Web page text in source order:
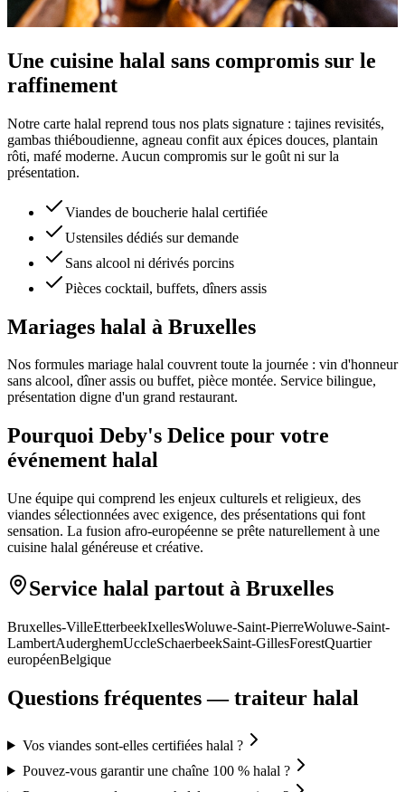
Une cuisine halal sans compromis sur le
raffinement
Notre carte halal reprend tous nos plats signature : tajines revisités,
gambas thiéboudienne, agneau confit aux épices douces, plantain
rôti, mafé moderne. Aucun compromis sur le goût ni sur la
présentation.
Viandes de boucherie halal certifiée
Ustensiles dédiés sur demande
Sans alcool ni dérivés porcins
Pièces cocktail, buffets, dîners assis
Mariages halal à Bruxelles
Nos formules mariage halal couvrent toute la journée : vin d'honneur
sans alcool, dîner assis ou buffet, pièce montée. Service bilingue,
présentation digne d'un grand restaurant.
Pourquoi Deby's Delice pour votre
événement halal
Une équipe qui comprend les enjeux culturels et religieux, des
viandes sélectionnées avec exigence, des présentations qui font
sensation. La fusion afro-européenne se prête naturellement à une
cuisine halal généreuse et créative.
Service halal partout à Bruxelles
Bruxelles-VilleEtterbeekIxellesWoluwe-Saint-PierreWoluwe-Saint-
LambertAuderghemUccleSchaerbeekSaint-GillesForestQuartier
européenBelgique
Questions fréquentes — traiteur halal
Vos viandes sont-elles certifiées halal ?
Pouvez-vous garantir une chaîne 100 % halal ?